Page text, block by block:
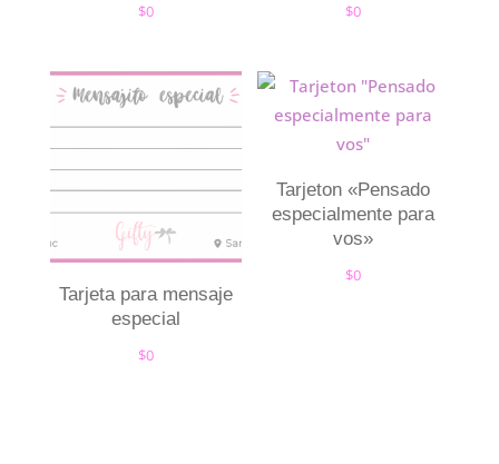
$0 $0
Tarjeta para mensaje
especial
$0
Tarjeton «Pensado
especialmente para
vos»
$0